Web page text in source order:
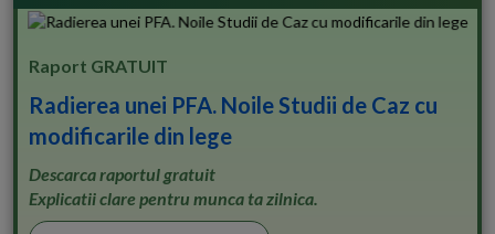
Raport GRATUIT
Radierea unei PFA. Noile Studii de Caz cu
modificarile din lege
Descarca raportul gratuit
Explicatii clare pentru munca ta zilnica.